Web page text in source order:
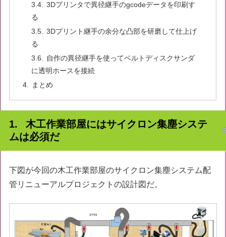
3Dプリンタで異径継手のgcodeデータを印刷す
る
3Dプリント継手の余分な凸部を研磨して仕上げ
る
自作の異径継手を使ってベルトディスクサンダ
に透明ホースを接続
まとめ
木工作業部屋にはサイクロン集塵システ
ムは必須だ
下図が今回の木工作業部屋のサイクロン集塵システム配
管リニューアルプロジェクトの設計図だ。